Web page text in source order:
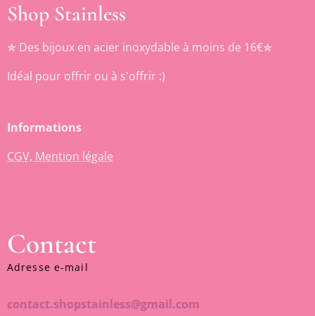
Shop Stainless
✯ Des bijoux en acier inoxydable à moins de 16€✯
Idéal pour offrir ou à s'offrir :)
Informations
CGV, Mention légale
Contact
Adresse e-mail
contact.shopstainless@gmail.com